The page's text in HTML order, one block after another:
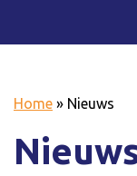
Home » Nieuws